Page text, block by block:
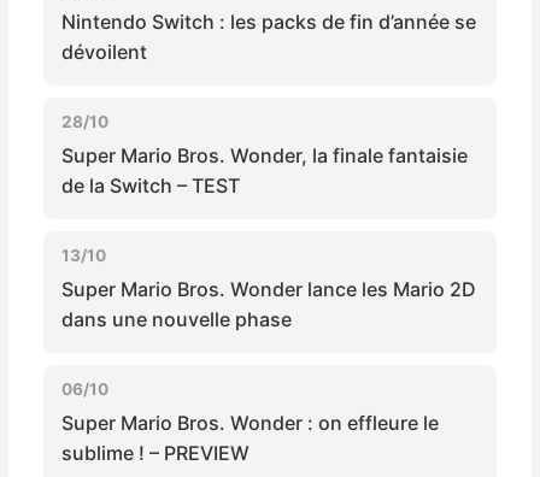
Nintendo Switch : les packs de fin d’année se
dévoilent
28/10
Super Mario Bros. Wonder, la finale fantaisie
de la Switch – TEST
13/10
Super Mario Bros. Wonder lance les Mario 2D
dans une nouvelle phase
06/10
Super Mario Bros. Wonder : on effleure le
sublime ! – PREVIEW